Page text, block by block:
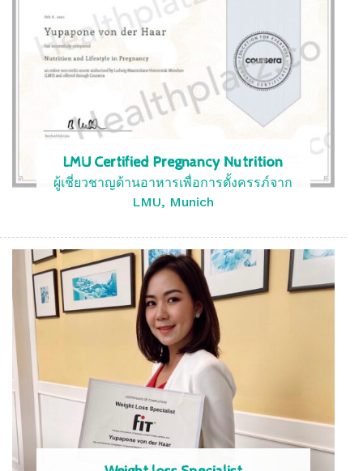
LMU Certified Pregnancy Nutrition
ผู้เชี่ยวชาญด้านอาหารเพื่อการตั้งครรภ์จาก
LMU, Munich